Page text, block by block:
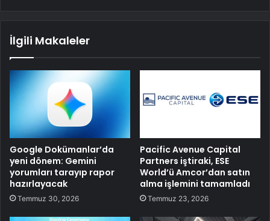
İlgili Makaleler
Google Dokümanlar’da
yeni dönem: Gemini
yorumları tarayıp rapor
hazırlayacak
Temmuz 30, 2026
Pacific Avenue Capital
Partners iştiraki, ESE
World’ü Amcor’dan satın
alma işlemini tamamladı
Temmuz 23, 2026